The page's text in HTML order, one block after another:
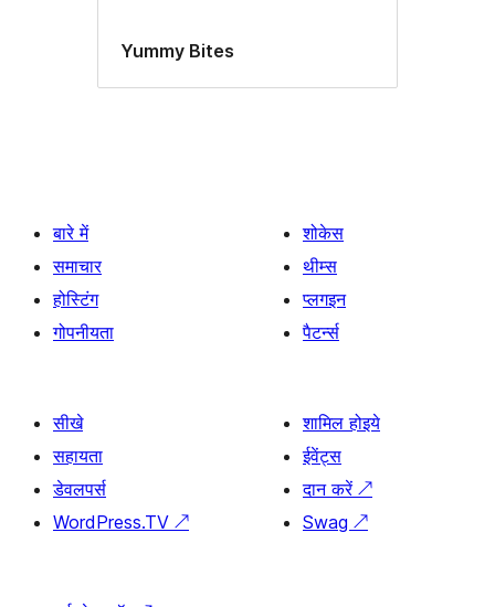
Yummy Bites
बारे में
समाचार
होस्टिंग
गोपनीयता
शोकेस
थीम्स
प्लगइन
पैटर्न्स
सीखे
सहायता
डेवलपर्स
WordPress.TV ↗
शामिल होइये
ईवेंट्स
दान करें ↗
Swag ↗